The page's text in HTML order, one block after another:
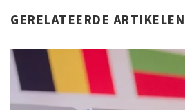
GERELATEERDE ARTIKELEN